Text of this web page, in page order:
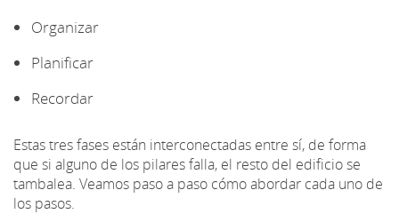
Organizar
Planificar
Recordar
Estas tres fases están interconectadas entre sí, de forma
que si alguno de los pilares falla, el resto del edificio se
tambalea. Veamos paso a paso cómo abordar cada uno de
los pasos.